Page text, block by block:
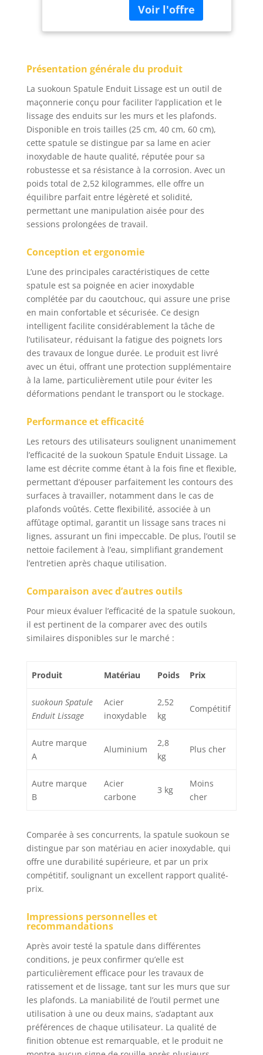
finition DEKEones
garantissent de
dépasser vos attentes.
des boîtes en papier,
seulement économe
en énergie et
respectueux de
l'environnement, mais
réduit également les
coûts et maximise les
avantages des
consommateurs
[Ensemble d'outils
d'écrémage
professionnel]
L'ensemble d'outils
comprend des outils
d'écrémage en acier
inoxydable de 25,4 cm,
40,6 cm et 61 cm pour
vous assurer d'avoir le
bon outil pour toute
tâche de finition de
cloison sèche, un
manche extensible de
71,1 à 157,5 cm, un
adaptateur de poignée
à fort impact et une
portable. Parfait pour
lisser la boue de
cloison sèche, le plâtre
et d'autres composés
sans effort Tige
d'extension réglable :
inoxydable et en
caoutchouc amélioré,
la poignée de la tige
télescopique est
robuste et rigide
même lorsqu'elle est
La poignée est fixée à
par un clip à bouton
facile à utiliser,
assurant l'absence de
de la tige télescopique
157,5 cm pour
répondre à différentes
exigences de hauteur
d'applications : le kit
de lames de spatule
pour l'application de la
finition du béton, du
et du papier peint, etc.
Cet ensemble
polyvalent répond à
différents besoins,
couvrir les plafonds et
notre ensemble de
lames d'écrémage est
un incontournable
pour tout amateur de
bricolage ou
professionnel [Facile à
utiliser] L'ensemble
d'outils de finition en
acier inoxydable de 0,5
Présentation générale du produit
La suokoun Spatule Enduit Lissage est un outil de
maçonnerie conçu pour faciliter l’application et le
lissage des enduits sur les murs et les plafonds.
Disponible en trois tailles (25 cm, 40 cm, 60 cm),
cette spatule se distingue par sa lame en acier
inoxydable de haute qualité, réputée pour sa
robustesse et sa résistance à la corrosion. Avec un
poids total de 2,52 kilogrammes, elle offre un
équilibre parfait entre légèreté et solidité,
permettant une manipulation aisée pour des
sessions prolongées de travail.
Conception et ergonomie
L’une des principales caractéristiques de cette
spatule est sa poignée en acier inoxydable
complétée par du caoutchouc, qui assure une prise
en main confortable et sécurisée. Ce design
intelligent facilite considérablement la tâche de
l’utilisateur, réduisant la fatigue des poignets lors
des travaux de longue durée. Le produit est livré
avec un étui, offrant une protection supplémentaire
à la lame, particulièrement utile pour éviter les
déformations pendant le transport ou le stockage.
Performance et efficacité
Les retours des utilisateurs soulignent unanimement
l’efficacité de la suokoun Spatule Enduit Lissage. La
lame est décrite comme étant à la fois fine et flexible,
permettant d’épouser parfaitement les contours des
surfaces à travailler, notamment dans le cas de
plafonds voûtés. Cette flexibilité, associée à un
affûtage optimal, garantit un lissage sans traces ni
lignes, assurant un fini impeccable. De plus, l’outil se
nettoie facilement à l’eau, simplifiant grandement
l’entretien après chaque utilisation.
Comparaison avec d’autres outils
Pour mieux évaluer l’efficacité de la spatule suokoun,
il est pertinent de la comparer avec des outils
similaires disponibles sur le marché :
Produit Matériau Poids Prix
suokoun Spatule
Enduit Lissage
Acier
inoxydable
2,52
kg
Compétitif
Autre marque
A
Aluminium
2,8
kg
Plus cher
Autre marque
B
Acier
carbone
3 kg
Moins
cher
Comparée à ses concurrents, la spatule suokoun se
distingue par son matériau en acier inoxydable, qui
offre une durabilité supérieure, et par un prix
compétitif, soulignant un excellent rapport qualité-
prix.
Impressions personnelles et
recommandations
Après avoir testé la spatule dans différentes
conditions, je peux confirmer qu’elle est
particulièrement efficace pour les travaux de
ratissement et de lissage, tant sur les murs que sur
les plafonds. La maniabilité de l’outil permet une
utilisation à une ou deux mains, s’adaptant aux
préférences de chaque utilisateur. La qualité de
finition obtenue est remarquable, et le produit ne